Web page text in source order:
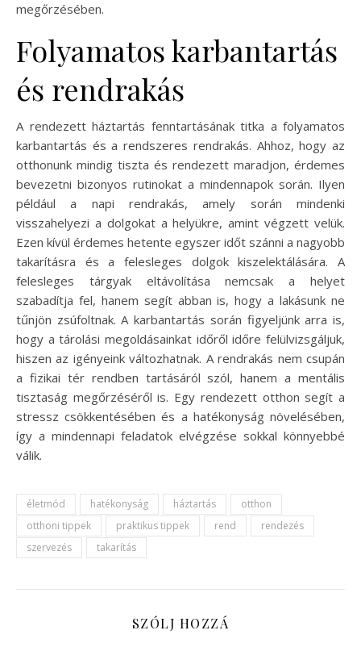
megőrzésében.
Folyamatos karbantartás
és rendrakás
A rendezett háztartás fenntartásának titka a folyamatos
karbantartás és a rendszeres rendrakás. Ahhoz, hogy az
otthonunk mindig tiszta és rendezett maradjon, érdemes
bevezetni bizonyos rutinokat a mindennapok során. Ilyen
például a napi rendrakás, amely során mindenki
visszahelyezi a dolgokat a helyükre, amint végzett velük.
Ezen kívül érdemes hetente egyszer időt szánni a nagyobb
takarításra és a felesleges dolgok kiszelektálására. A
felesleges tárgyak eltávolítása nemcsak a helyet
szabadítja fel, hanem segít abban is, hogy a lakásunk ne
tűnjön zsúfoltnak. A karbantartás során figyeljünk arra is,
hogy a tárolási megoldásainkat időről időre felülvizsgáljuk,
hiszen az igényeink változhatnak. A rendrakás nem csupán
a fizikai tér rendben tartásáról szól, hanem a mentális
tisztaság megőrzéséről is. Egy rendezett otthon segít a
stressz csökkentésében és a hatékonyság növelésében,
így a mindennapi feladatok elvégzése sokkal könnyebbé
válik.
életmód hatékonyság háztartás
otthon
otthoni tippek
praktikus tippek rend
rendezés
szervezés
takarítás
SZÓLJ HOZZÁ